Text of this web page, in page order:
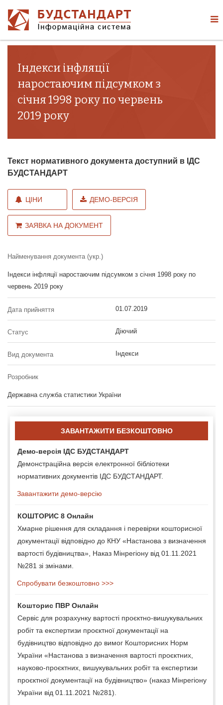
Індекси інфляції
наростаючим підсумком з
січня 1998 року по червень
2019 року
Текст нормативного документа доступний в ІДС
БУДСТАНДАРТ
ЦІНИ ДЕМО-ВЕРСІЯ
ЗАЯВКА НА ДОКУМЕНТ
Найменування документа (укр.)
Індекси інфляції наростаючим підсумком з січня 1998 року по
червень 2019 року
Дата прийняття 01.07.2019
Статус Діючий
Вид документа Індекси
Розробник
Державна служба статистики України
ЗАВАНТАЖИТИ БЕЗКОШТОВНО
Демо-версія ІДС БУДСТАНДАРТ
Демонстраційна версія електронної бібліотеки
нормативних документів ІДС БУДСТАНДАРТ.
Завантажити демо-версію
КОШТОРИС 8 Онлайн
Хмарне рішення для складання і перевірки кошторисної
документації відповідно до КНУ «Настанова з визначення
вартості будівництва», Наказ Мінрегіону від 01.11.2021
№281 зі змінами.
Спробувати безкоштовно >>>
Кошторис ПВР Онлайн
Сервіс для розрахунку вартості проєктно-вишукувальних
робіт та експертизи проєктної документації на
будівництво відповідно до вимог Кошторисних Норм
України «Настанова з визначення вартості проєктних,
науково-проєктних, вишукувальних робіт та експертизи
проєктної документації на будівництво» (наказ Мінрегіону
України від 01.11.2021 №281).